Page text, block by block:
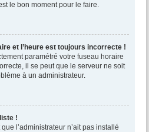
le bon moment pour le faire.
et l’heure est toujours incorrecte !
paramétré votre fuseau horaire
il se peut que le serveur ne soit
à un administrateur.
!
l’administrateur n’ait pas installé